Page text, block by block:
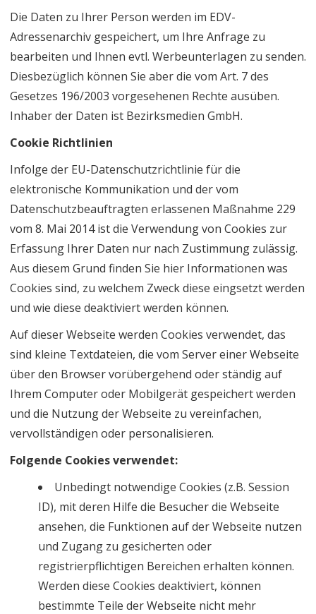
Die Daten zu Ihrer Person werden im EDV-
Adressenarchiv gespeichert, um Ihre Anfrage zu
bearbeiten und Ihnen evtl. Werbeunterlagen zu senden.
Diesbezüglich können Sie aber die vom Art. 7 des
Gesetzes 196/2003 vorgesehenen Rechte ausüben.
Inhaber der Daten ist Bezirksmedien GmbH.
Cookie Richtlinien
Infolge der EU-Datenschutzrichtlinie für die
elektronische Kommunikation und der vom
Datenschutzbeauftragten erlassenen Maßnahme 229
vom 8. Mai 2014 ist die Verwendung von Cookies zur
Erfassung Ihrer Daten nur nach Zustimmung zulässig.
Aus diesem Grund finden Sie hier Informationen was
Cookies sind, zu welchem Zweck diese eingsetzt werden
und wie diese deaktiviert werden können.
Auf dieser Webseite werden Cookies verwendet, das
sind kleine Textdateien, die vom Server einer Webseite
über den Browser vorübergehend oder ständig auf
Ihrem Computer oder Mobilgerät gespeichert werden
und die Nutzung der Webseite zu vereinfachen,
vervollständigen oder personalisieren.
Folgende Cookies verwendet:
Unbedingt notwendige Cookies (z.B. Session
ID), mit deren Hilfe die Besucher die Webseite
ansehen, die Funktionen auf der Webseite nutzen
und Zugang zu gesicherten oder
registrierpflichtigen Bereichen erhalten können.
Werden diese Cookies deaktiviert, können
bestimmte Teile der Webseite nicht mehr